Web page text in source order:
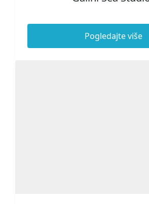
Pogledajte više